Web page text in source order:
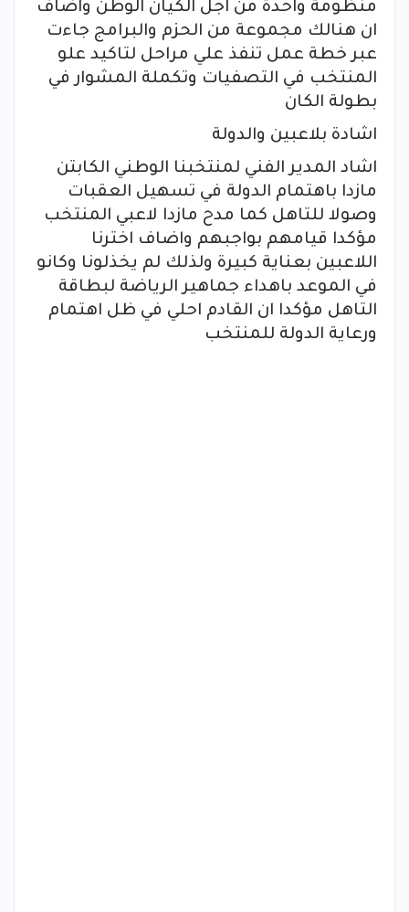
منظومة واحدة من اجل الكيان الوطن واضاف
ان هنالك مجموعة من الحزم والبرامج جاءت
عبر خطة عمل تنفذ علي مراحل لتاكيد علو
المنتخب في التصفيات وتكملة المشوار في
بطولة الكان
اشادة بلاعبين والدولة
اشاد المدير الفني لمنتخبنا الوطني الكابتن
مازدا باهتمام الدولة في تسهيل العقبات
وصولا للتاهل كما مدح مازدا لاعبي المنتخب
مؤكدا قيامهم بواجبهم واضاف اخترنا
اللاعبين بعناية كبيرة ولذلك لم يخذلونا وكانو
في الموعد باهداء جماهير الرياضة لبطاقة
التاهل مؤكدا ان القادم احلي في ظل اهتمام
ورعاية الدولة للمنتخب